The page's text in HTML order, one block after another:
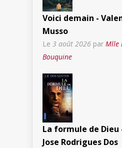
Voici demain -
Musso
Le 3 août 2026 par Mlle
Bouquine
La formule de Dieu
Jose Rodrigues Dos